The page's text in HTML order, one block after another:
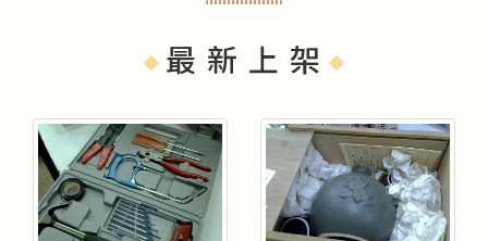
最 新 上 架